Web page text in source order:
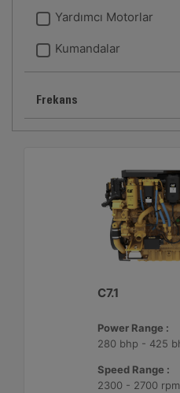
Yardımcı Motorlar
Kumandalar
Frekans
C7.1
Power Range :
Speed Range :
2300 - 2700 rpm